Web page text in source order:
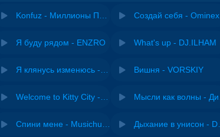
Создай себя - Ominex
Я буду рядом - ENZRO What's up - DJ.ILHAM
Вишня - VORSKIY